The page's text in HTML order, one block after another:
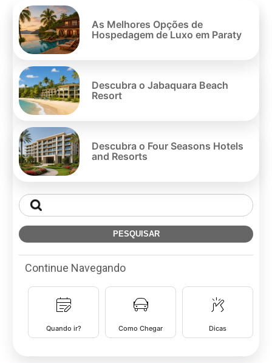
As Melhores Opções de
Hospedagem de Luxo em Paraty
Descubra o Jabaquara Beach
Resort
Descubra o Four Seasons Hotels
and Resorts
Continue Navegando
Quando ir? Como Chegar Dicas